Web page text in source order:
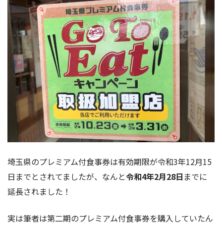
埼玉県のプレミアム付食事券は有効期限が令和3年12月15
日までとされてましたが、なんと令和4年2月28日 までに
延長されました！
実は筆者は第二期のプレミアム付食事券を購入していたん